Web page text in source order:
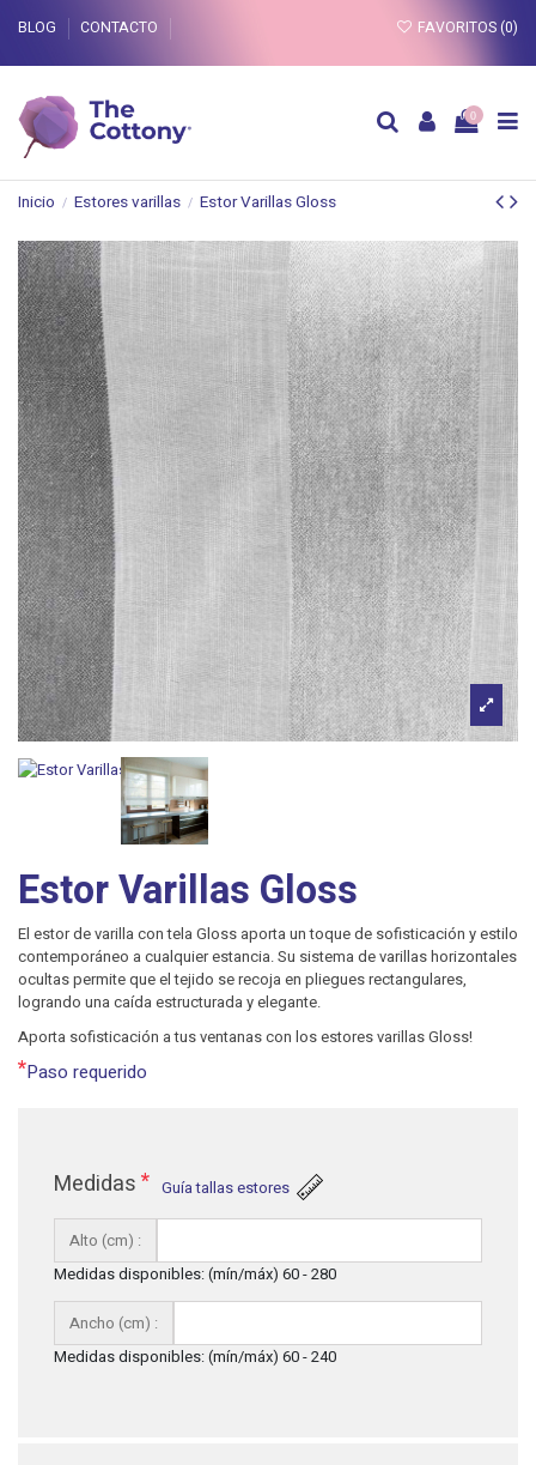
BLOG CONTACTO FAVORITOS (0)
0
Inicio Estores varillas Estor Varillas Gloss
Estor Varillas Gloss
El estor de varilla con tela Gloss aporta un toque de sofisticación y estilo
contemporáneo a cualquier estancia. Su sistema de varillas horizontales
ocultas permite que el tejido se recoja en pliegues rectangulares,
logrando una caída estructurada y elegante.
Aporta sofisticación a tus ventanas con los estores varillas Gloss!
*Paso requerido
Medidas * Guía tallas estores
Alto (cm) :
Medidas disponibles: (mín/máx) 60 - 280
Ancho (cm) :
Medidas disponibles: (mín/máx) 60 - 240